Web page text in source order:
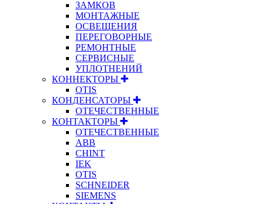
ЗАМКОВ
МОНТАЖНЫЕ
ОСВЕЩЕНИЯ
ПЕРЕГОВОРНЫЕ
РЕМОНТНЫЕ
СЕРВИСНЫЕ
УПЛОТНЕНИЙ
КОННЕКТОРЫ
OTIS
КОНДЕНСАТОРЫ
ОТЕЧЕСТВЕННЫЕ
КОНТАКТОРЫ
ОТЕЧЕСТВЕННЫЕ
ABB
CHINT
IEK
OTIS
SCHNEIDER
SIEMENS